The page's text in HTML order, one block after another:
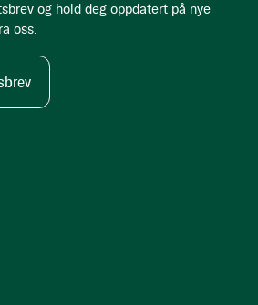
og hold deg oppdatert på nye
oss.